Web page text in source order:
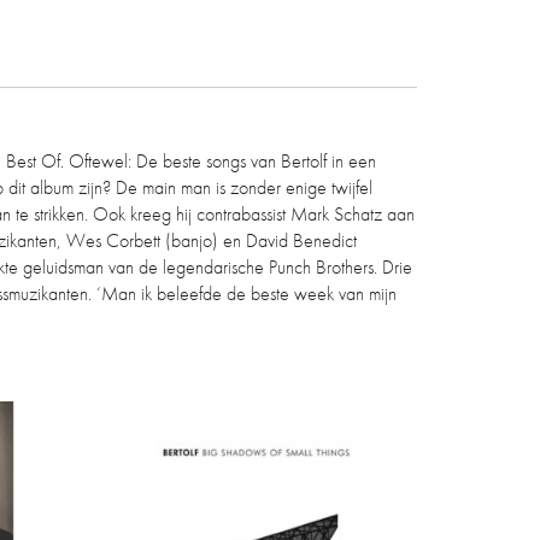
Of. Oftewel: De beste songs van Bertolf in een
album zijn? De main man is zonder enige twijfel
strikken. Ook kreeg hij contrabassist Mark Schatz aan
Wes Corbett (banjo) en David Benedict
geluidsman van de legendarische Punch Brothers. Drie
‘Man ik beleefde de beste week van mijn